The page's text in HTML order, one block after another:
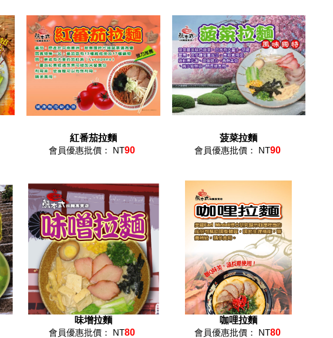
紅番茄拉麵
會員優惠批價： NT90
菠菜拉麵
會員優惠批價： NT90
味增拉麵
會員優惠批價： NT80
咖哩拉麵
會員優惠批價： NT80